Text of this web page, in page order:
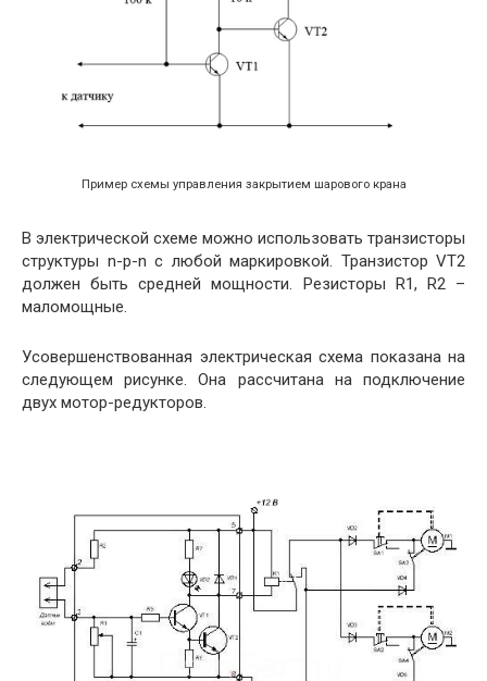
Пример схемы управления закрытием шарового крана
В электрической схеме можно использовать транзисторы
структуры n-p-n с любой маркировкой. Транзистор VT2
должен быть средней мощности. Резисторы R1, R2 –
маломощные.
Усовершенствованная электрическая схема показана на
следующем рисунке. Она рассчитана на подключение
двух мотор-редукторов.